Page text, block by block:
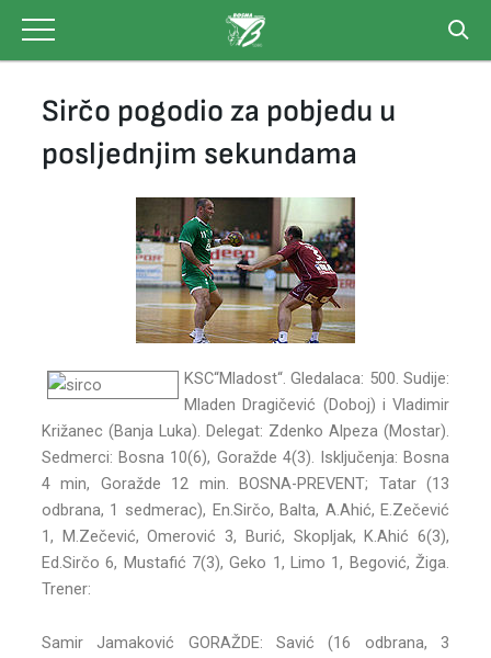
content
Sirčo pogodio za pobjedu u
posljednjim sekundama
KSC“Mladost“. Gledalaca: 500. Sudije:
Mladen Dragičević (Doboj) i Vladimir
Križanec (Banja Luka). Delegat: Zdenko Alpeza (Mostar).
Sedmerci: Bosna 10(6), Goražde 4(3). Isključenja: Bosna
4 min, Goražde 12 min. BOSNA-PREVENT; Tatar (13
odbrana, 1 sedmerac), En.Sirčo, Balta, A.Ahić, E.Zečević
1, M.Zečević, Omerović 3, Burić, Skopljak, K.Ahić 6(3),
Ed.Sirčo 6, Mustafić 7(3), Geko 1, Limo 1, Begović, Žiga.
Trener:
Samir Jamaković GORAŽDE: Savić (16 odbrana, 3